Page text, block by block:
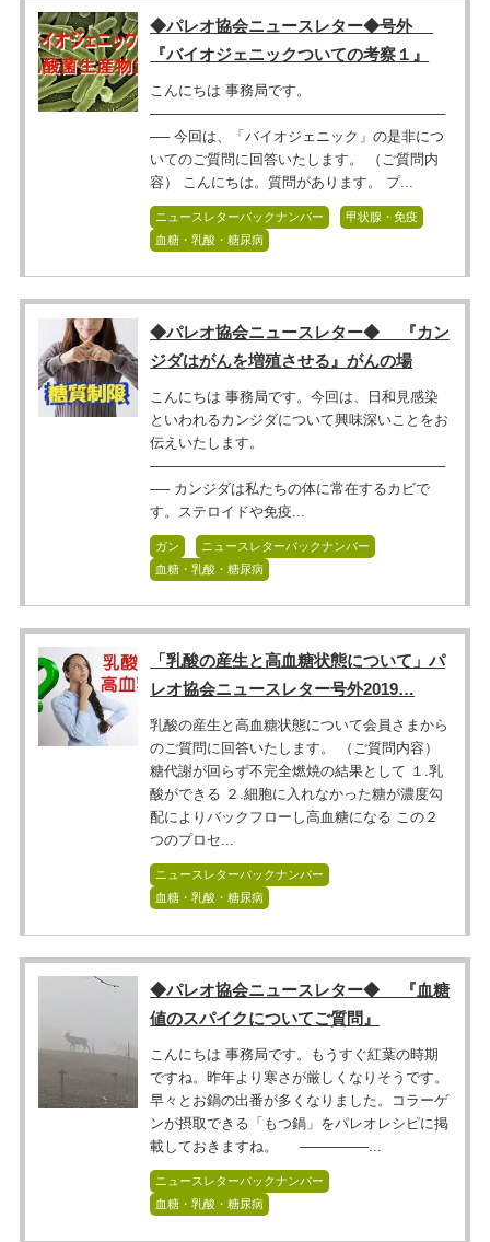
◆パレオ協会ニュースレター◆号外
『バイオジェニックついての考察１』
こんにちは 事務局です。
──────────────────────────────
── 今回は、「バイオジェニック」の是非につ
いてのご質問に回答いたします。 （ご質問内
容） こんにちは。質問があります。 プ...
ニュースレターバックナンバー
甲状腺・免疫
血糖・乳酸・糖尿病
◆パレオ協会ニュースレター◆ 『カン
ジダはがんを増殖させる』がんの場
こんにちは 事務局です。今回は、日和見感染
といわれるカンジダについて興味深いことをお
伝えいたします。
──────────────────────────────
── カンジダは私たちの体に常在するカビで
す。ステロイドや免疫...
ガン
ニュースレターバックナンバー
血糖・乳酸・糖尿病
「乳酸の産生と高血糖状態について」パ
レオ協会ニュースレター号外2019…
乳酸の産生と高血糖状態について会員さまから
のご質問に回答いたします。 （ご質問内容）
糖代謝が回らず不完全燃焼の結果として １.乳
酸ができる ２.細胞に入れなかった糖が濃度勾
配によりバックフローし高血糖になる この２
つのプロセ...
ニュースレターバックナンバー
血糖・乳酸・糖尿病
◆パレオ協会ニュースレター◆ 『血糖
値のスパイクについてご質問』
こんにちは 事務局です。もうすぐ紅葉の時期
ですね。昨年より寒さが厳しくなりそうです。
早々とお鍋の出番が多くなりました。コラーゲ
ンが摂取できる「もつ鍋」をパレオレシピに掲
載しておきますね。 ───────...
ニュースレターバックナンバー
血糖・乳酸・糖尿病